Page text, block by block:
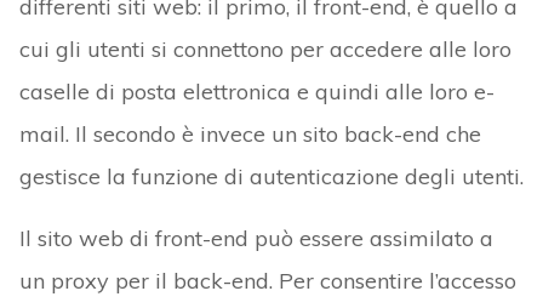
differenti siti web: il primo, il front-end, è quello a
cui gli utenti si connettono per accedere alle loro
caselle di posta elettronica e quindi alle loro e-
mail. Il secondo è invece un sito back-end che
gestisce la funzione di autenticazione degli utenti.
Il sito web di front-end può essere assimilato a
un proxy per il back-end. Per consentire l’accesso